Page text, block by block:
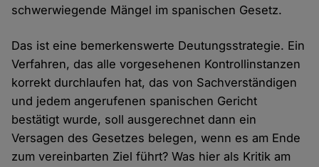
schwerwiegende Mängel im spanischen Gesetz.
Das ist eine bemerkenswerte Deutungsstrategie. Ein
Verfahren, das alle vorgesehenen Kontrollinstanzen
korrekt durchlaufen hat, das von Sachverständigen
und jedem angerufenen spanischen Gericht
bestätigt wurde, soll ausgerechnet dann ein
Versagen des Gesetzes belegen, wenn es am Ende
zum vereinbarten Ziel führt? Was hier als Kritik am